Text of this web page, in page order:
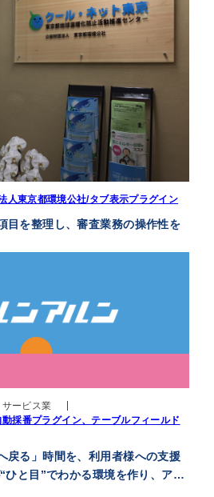
人東京都環境公社/タブ表示プラグイン
目を整理し、審査業務の操作性を
サービス業
採番プラグイン、テーブルフィールド
戻る」時間を、利用者様への支援
ひと目”でわかる環境を作り、アウ